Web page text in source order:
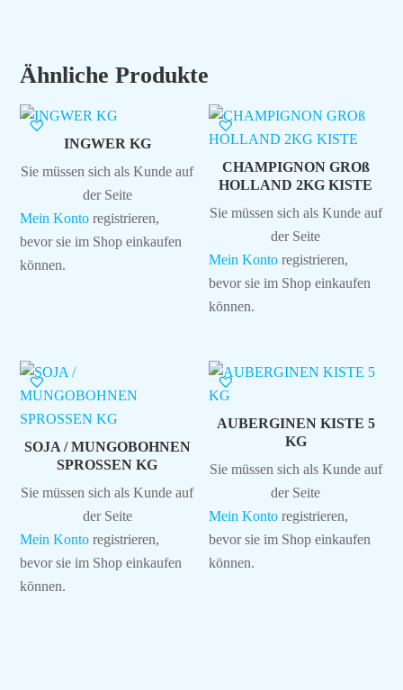
Ähnliche Produkte
INGWER KG
Sie müssen sich als Kunde auf
der Seite
Mein Konto registrieren,
bevor sie im Shop einkaufen
können.
CHAMPIGNON GROß
HOLLAND 2KG KISTE
Sie müssen sich als Kunde auf
der Seite
Mein Konto registrieren,
bevor sie im Shop einkaufen
können.
SOJA / MUNGOBOHNEN
SPROSSEN KG
Sie müssen sich als Kunde auf
der Seite
Mein Konto registrieren,
bevor sie im Shop einkaufen
können.
AUBERGINEN KISTE 5
KG
Sie müssen sich als Kunde auf
der Seite
Mein Konto registrieren,
bevor sie im Shop einkaufen
können.